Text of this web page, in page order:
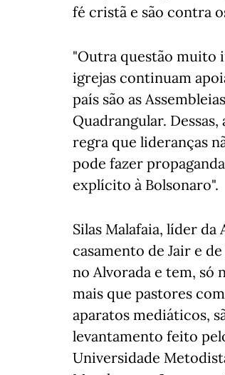
fé cristã e são contra
"Outra questão muito
igrejas continuam
país são as
Quadrangular.
regra que lideranças
pode fazer
explícito à Bolsonaro".
Silas Malafaia, líder
casamento de Jair e
no Alvorada e tem, só
mais que pastores
aparatos mediáticos,
levantamento feito
Universidade